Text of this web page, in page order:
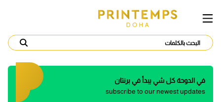
في الدوحة كل شي يبدأ في برنتان
subscribe to our newest updates